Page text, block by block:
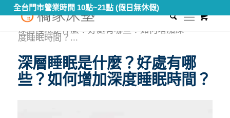
全台門市營業時間 10點~21點 (假日無休假)
您現在的位置： 首頁 /知識專區 /
健康睡眠教室 /
深層睡眠是什麼？好處有哪些？如何增加深
度睡眠時間？...
深層睡眠是什麼？好處有哪
些？如何增加深度睡眠時間？